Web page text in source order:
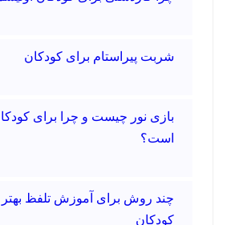
شربت پیراستام برای کودکان
بازی نور چیست و چرا برای
است؟
چند روش برای آموزش تلفظ بهتر
کودکان